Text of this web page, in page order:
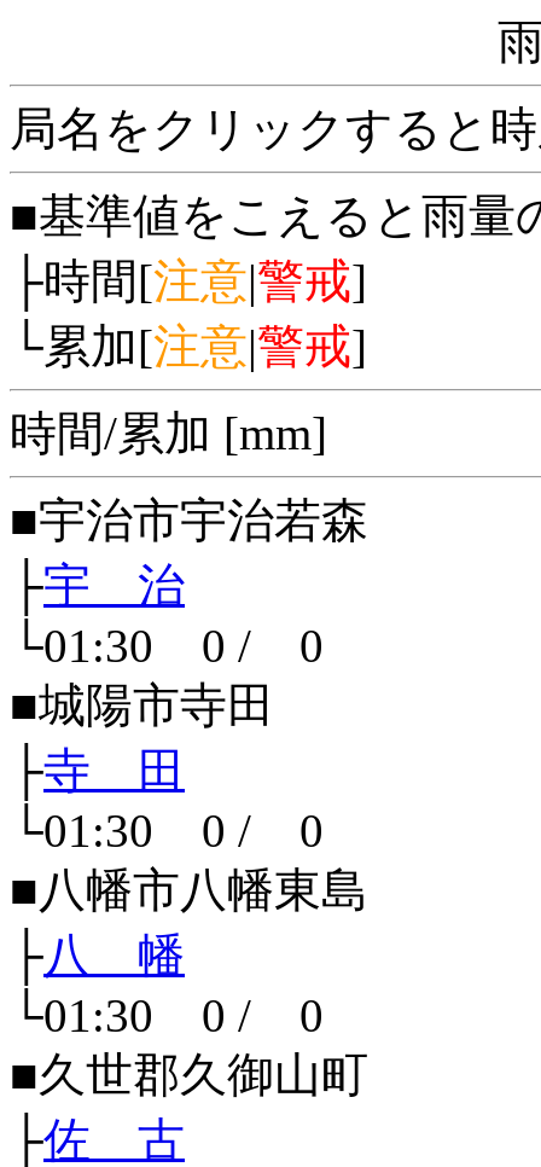
局名をクリックすると
■基準値をこえると雨量
├時間[注意|警戒]
└累加[注意|警戒]
時間/累加 [mm]
■宇治市宇治若森
├宇 治
└01:30 0 / 0
■城陽市寺田
├寺 田
└01:30 0 / 0
■八幡市八幡東島
├八 幡
└01:30 0 / 0
■久世郡久御山町
├佐 古